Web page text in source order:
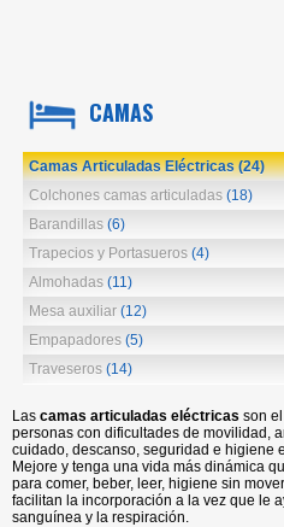
CAMAS
Camas Articuladas Eléctricas(24)
Colchones camas articuladas (18)
Barandillas (6)
Trapecios y Portasueros (4)
Almohadas (11)
Mesa auxiliar (12)
Empapadores (5)
Traveseros (14)
Las camas articuladas eléctricas son
personas con dificultades de movilidad,
cuidado, descanso, seguridad e higiene
Mejore y tenga una vida más dinámica
para comer, beber, leer, higiene sin
facilitan la incorporación a la vez que le
sanguínea y la respiración.